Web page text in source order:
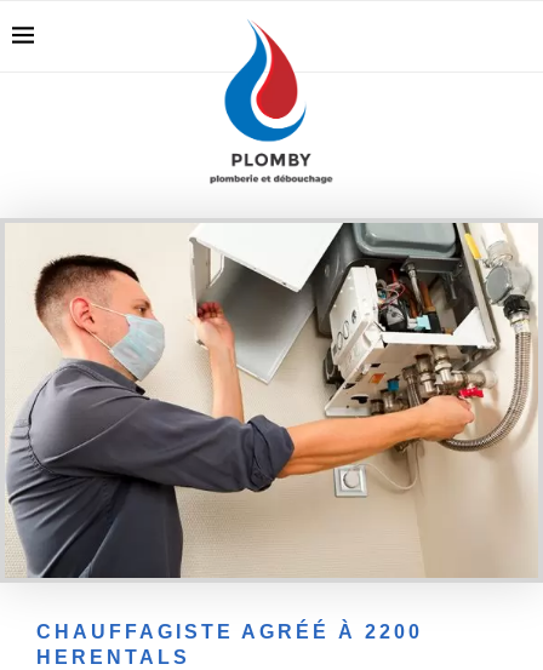
CHAUFFAGISTE AGRÉÉ À 2200
HERENTALS